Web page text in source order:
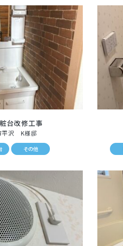
台改修工事
平沢 K様邸
その他